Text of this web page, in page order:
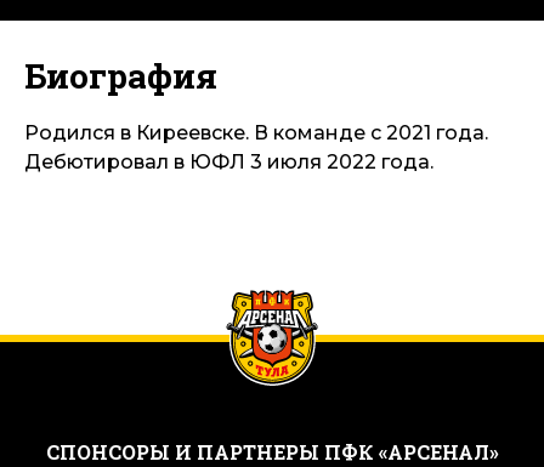
Биография
Родился в Киреевске. В команде с 2021 года.
Дебютировал в ЮФЛ 3 июля 2022 года.
CПОНСОРЫ И ПАРТНЕРЫ ПФК «АРСЕНАЛ»